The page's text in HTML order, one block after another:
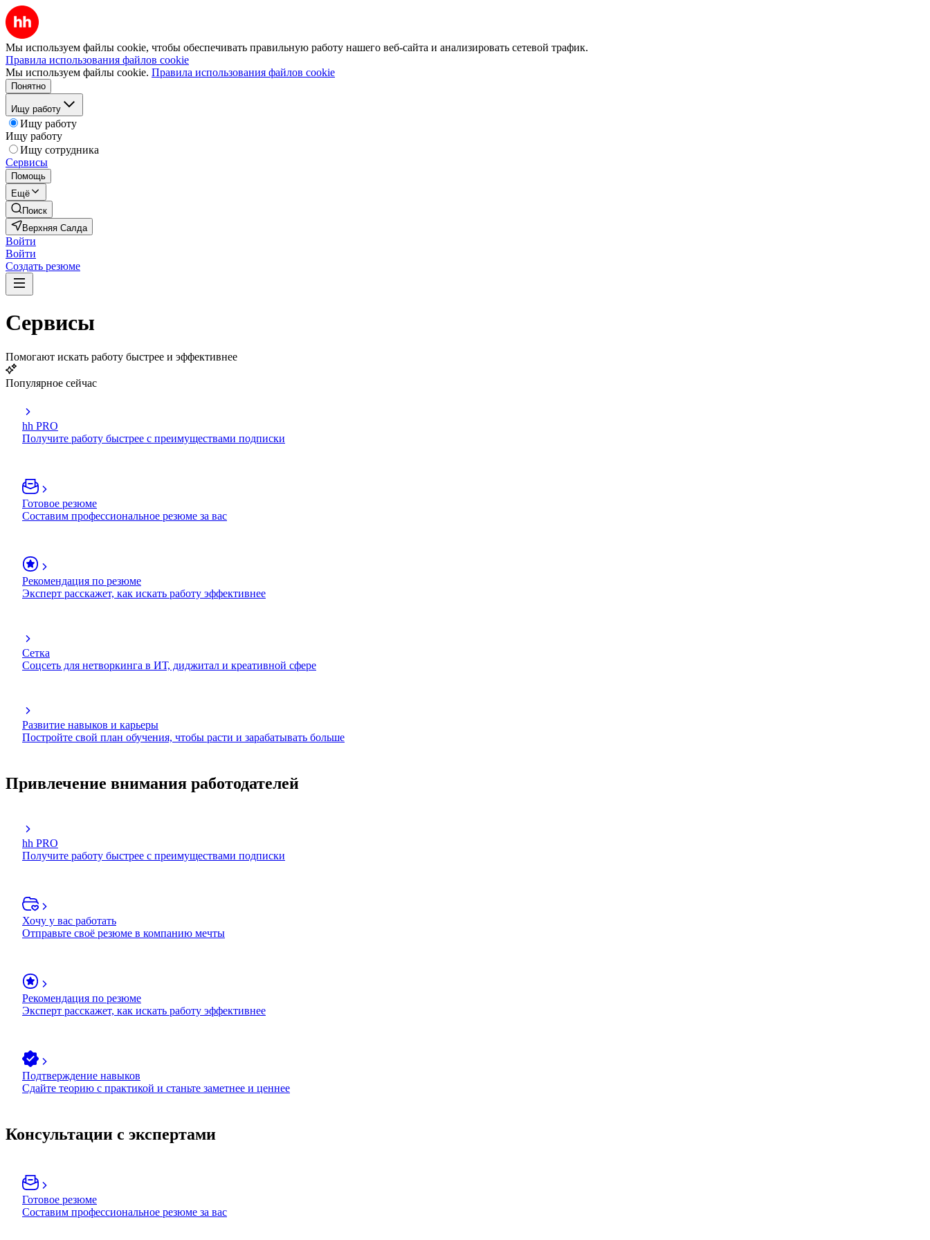
Мы используем файлы cookie, чтобы обеспечивать правильную работу нашего веб-сайта и анализировать сетевой трафик.
Правила использования файлов cookie
Мы используем файлы cookie. Правила использования файлов cookie
Понятно
Ищу работу
Ищу работу
Ищу работу
Ищу сотрудника
Сервисы
Помощь
Ещё
Поиск
Верхняя Салда
Войти
Войти
Создать резюме
Сервисы
Помогают искать работу быстрее и эффективнее
Популярное сейчас
hh PRO
Получите работу быстрее с преимуществами подписки
Готовое резюме
Составим профессиональное резюме за вас
Рекомендация по резюме
Эксперт расскажет, как искать работу эффективнее
Сетка
Соцсеть для нетворкинга в ИТ, диджитал и креативной сфере
Развитие навыков и карьеры
Постройте свой план обучения, чтобы расти и зарабатывать больше
Привлечение внимания работодателей
hh PRO
Получите работу быстрее с преимуществами подписки
Хочу у вас работать
Отправьте своё резюме в компанию мечты
Рекомендация по резюме
Эксперт расскажет, как искать работу эффективнее
Подтверждение навыков
Сдайте теорию с практикой и станьте заметнее и ценнее
Консультации с экспертами
Готовое резюме
Составим профессиональное резюме за вас